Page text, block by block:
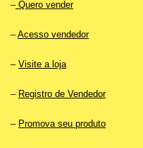
–Quero vender
–Acesso vendedor
– Visite a loja
– Registro de Vendedor
– Promova seu produto